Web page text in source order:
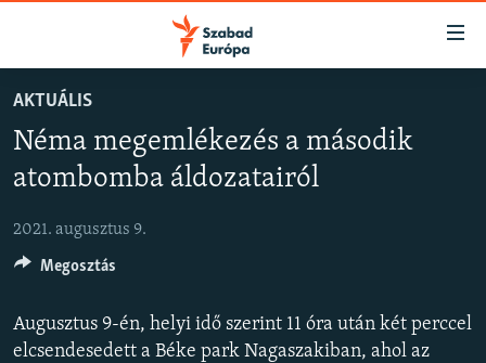
Akadálymentes
oldalra
Ugrás
keresésre
AKTUÁLIS
PODCASTOK
VIDEÓK
ELEMZŐ
SZABADON
AKTUÁLIS
Néma megemlékezés a második
atombomba áldozatairól
2021. augusztus 9.
Augusztus 9-én, helyi idő szerint 11 óra után két perccel
elcsendesedett a Béke park Nagaszakiban, ahol az
Megosztás
FELIRATKOZÁS
Feliratkozás